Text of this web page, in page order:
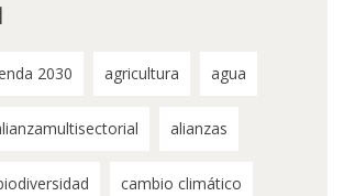
2030 agricultura agua
alianzas
cambio climático